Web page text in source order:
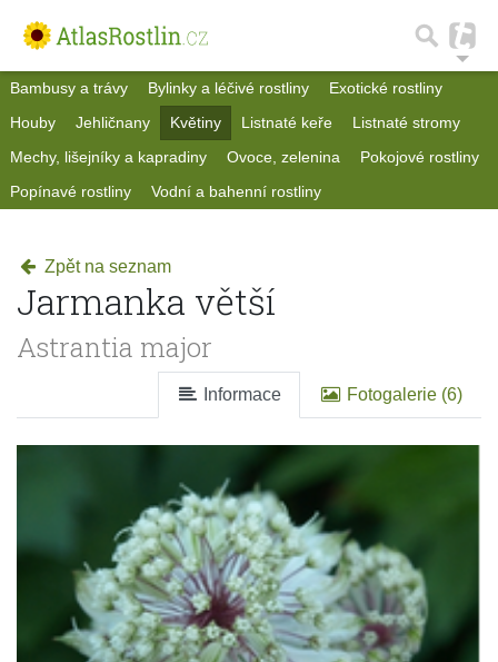
Bambusy a trávy Bylinky a léčivé rostliny
Exotické rostliny
Houby
Jehličnany Květiny Listnaté keře
Listnaté stromy
Mechy, lišejníky a kapradiny
Ovoce, zelenina
Pokojové rostliny
Popínavé rostliny
Vodní a bahenní rostliny
Zpět na seznam
Jarmanka větší
Astrantia major
Informace Fotogalerie (6)